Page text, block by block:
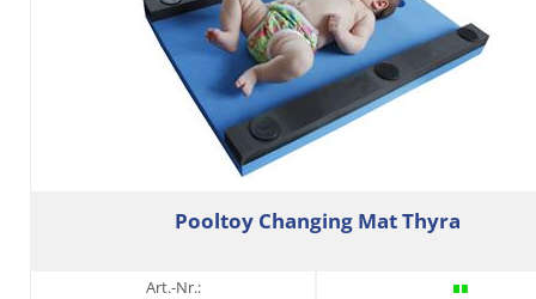
Pooltoy Changing Mat Thyra
Art.-Nr.: